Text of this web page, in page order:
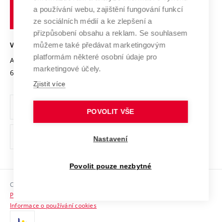
Transfer znalostí
Open Science
Projekty
Projekty ze strukturálních fondů
Specifický výzkum
Služby univerzity
Mezinárodní dohody
Univerzitní sítě
Podnikavá univerzita / ContriBUTe
Bezpečná univerzita
Vyznamenání
Organizační struktura
Ochrana osobních údajů
odkaz)
Sociální bezpečí
HR Award
učení
technické
VYSOKÉ UČENÍ TECHNICKÉ V BRNĚ
Antonínská 548/1
602 00 Brno
www.vut.cz
vut@vutbr.cz
Copyright © 2026 VUT
Prohlášení o přístupnosti
Informace o používání cookies
a používání webu, zajištění fungování funkcí
ze sociálních médií a ke zlepšení a
přizpůsobení obsahu a reklam. Se souhlasem
můžeme také předávat marketingovým
platformám některé osobní údaje pro
marketingové účely.
Zjistit více
POVOLIT VŠE
Nastavení
Povolit pouze nezbytné